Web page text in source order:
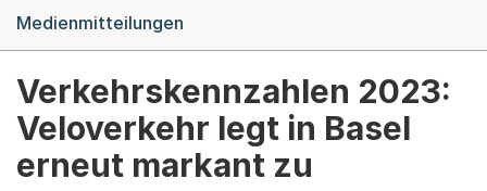
Medienmitteilungen
Verkehrskennzahlen 2023:
Veloverkehr legt in Basel
erneut markant zu